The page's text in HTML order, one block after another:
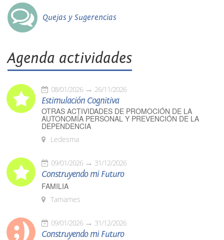
Quejas y Sugerencias
Agenda actividades
08/01/2026 26/11/2026
Estimulación Cognitiva
OTRAS ACTIVIDADES DE PROMOCIÓN DE LA
AUTONOMÍA PERSONAL Y PREVENCIÓN DE LA
DEPENDENCIA
Ledesma
09/01/2026 31/12/2026
Construyendo mi Futuro
FAMILIA
Tamames
09/01/2026 31/12/2026
Construyendo mi Futuro